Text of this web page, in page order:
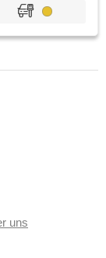
uns